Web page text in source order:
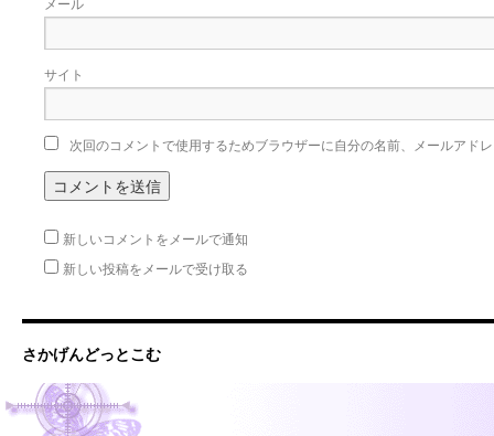
サイト
次回のコメントで使用するためブラウザーに自分の名前、メールアド
新しいコメントをメールで通知
新しい投稿をメールで受け取る
さかげんどっとこむ